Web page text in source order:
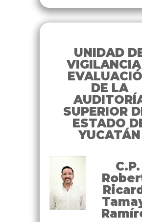
UNIDAD
DE LA
SUPERIOR
ESTADO
YUCATÁN
C.P.